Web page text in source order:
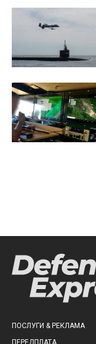
ПОСЛУГИ & РЕКЛАМА
ПЕРЕДПЛАТА